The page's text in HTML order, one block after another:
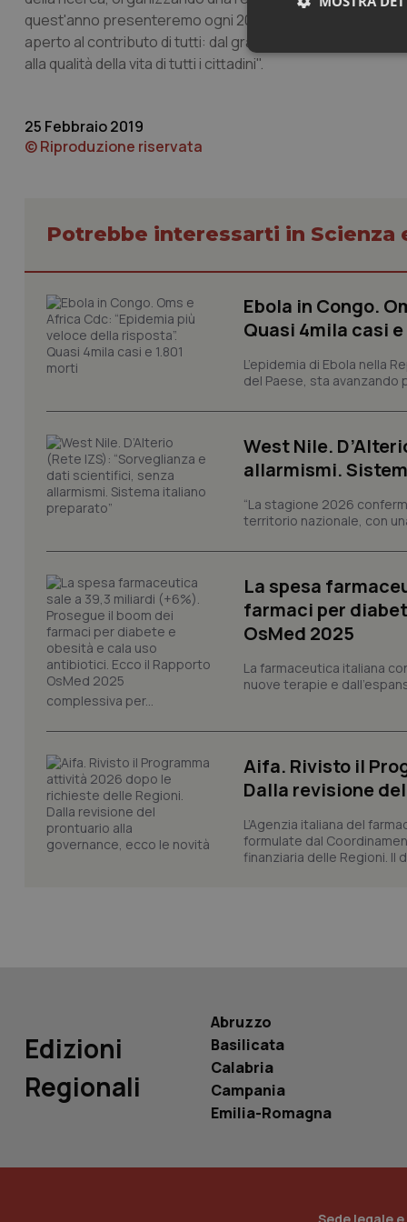
quest'anno presenteremo ogni 20 febbraio e che
aperto al contributo di tutti: dal grande scienziato al
alla qualità della vita di tutti i cittadini".
25 Febbraio 2019
© Riproduzione riservata
Potrebbe interessarti in Scienza
Ebola in Congo.
Quasi 4mila casi
L’epidemia di Ebola nella
del Paese, sta avanzando
West Nile.
allarmismi.
“La stagione 2026
territorio nazionale, con
La spesa
farmaci per
OsMed 2025
La farmaceutica italiana
nuove terapie e
complessiva per...
Aifa. Rivisto il
Dalla revisione
L’Agenzia italiana del
formulate dal
finanziaria delle Regioni. Il
Edizioni
Regionali
Abruzzo
Basilicata
Calabria
Campania
Emilia-Romagna
e l'accesso alle
tracking-sites-
tracking-enable
tracking-sites-
session-id
_ga
PHPSESSID
_ga_KM60CM4NPH
ROLLOUT_TOKEN
ironfish-tracking-